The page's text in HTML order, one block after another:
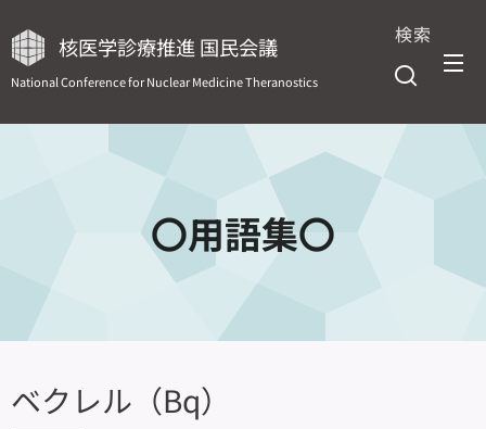
核医学診療推進 国民会議
National Conference for Nuclear Medicine Theranostics
検索
〇用語集〇
ベクレル（Bq）